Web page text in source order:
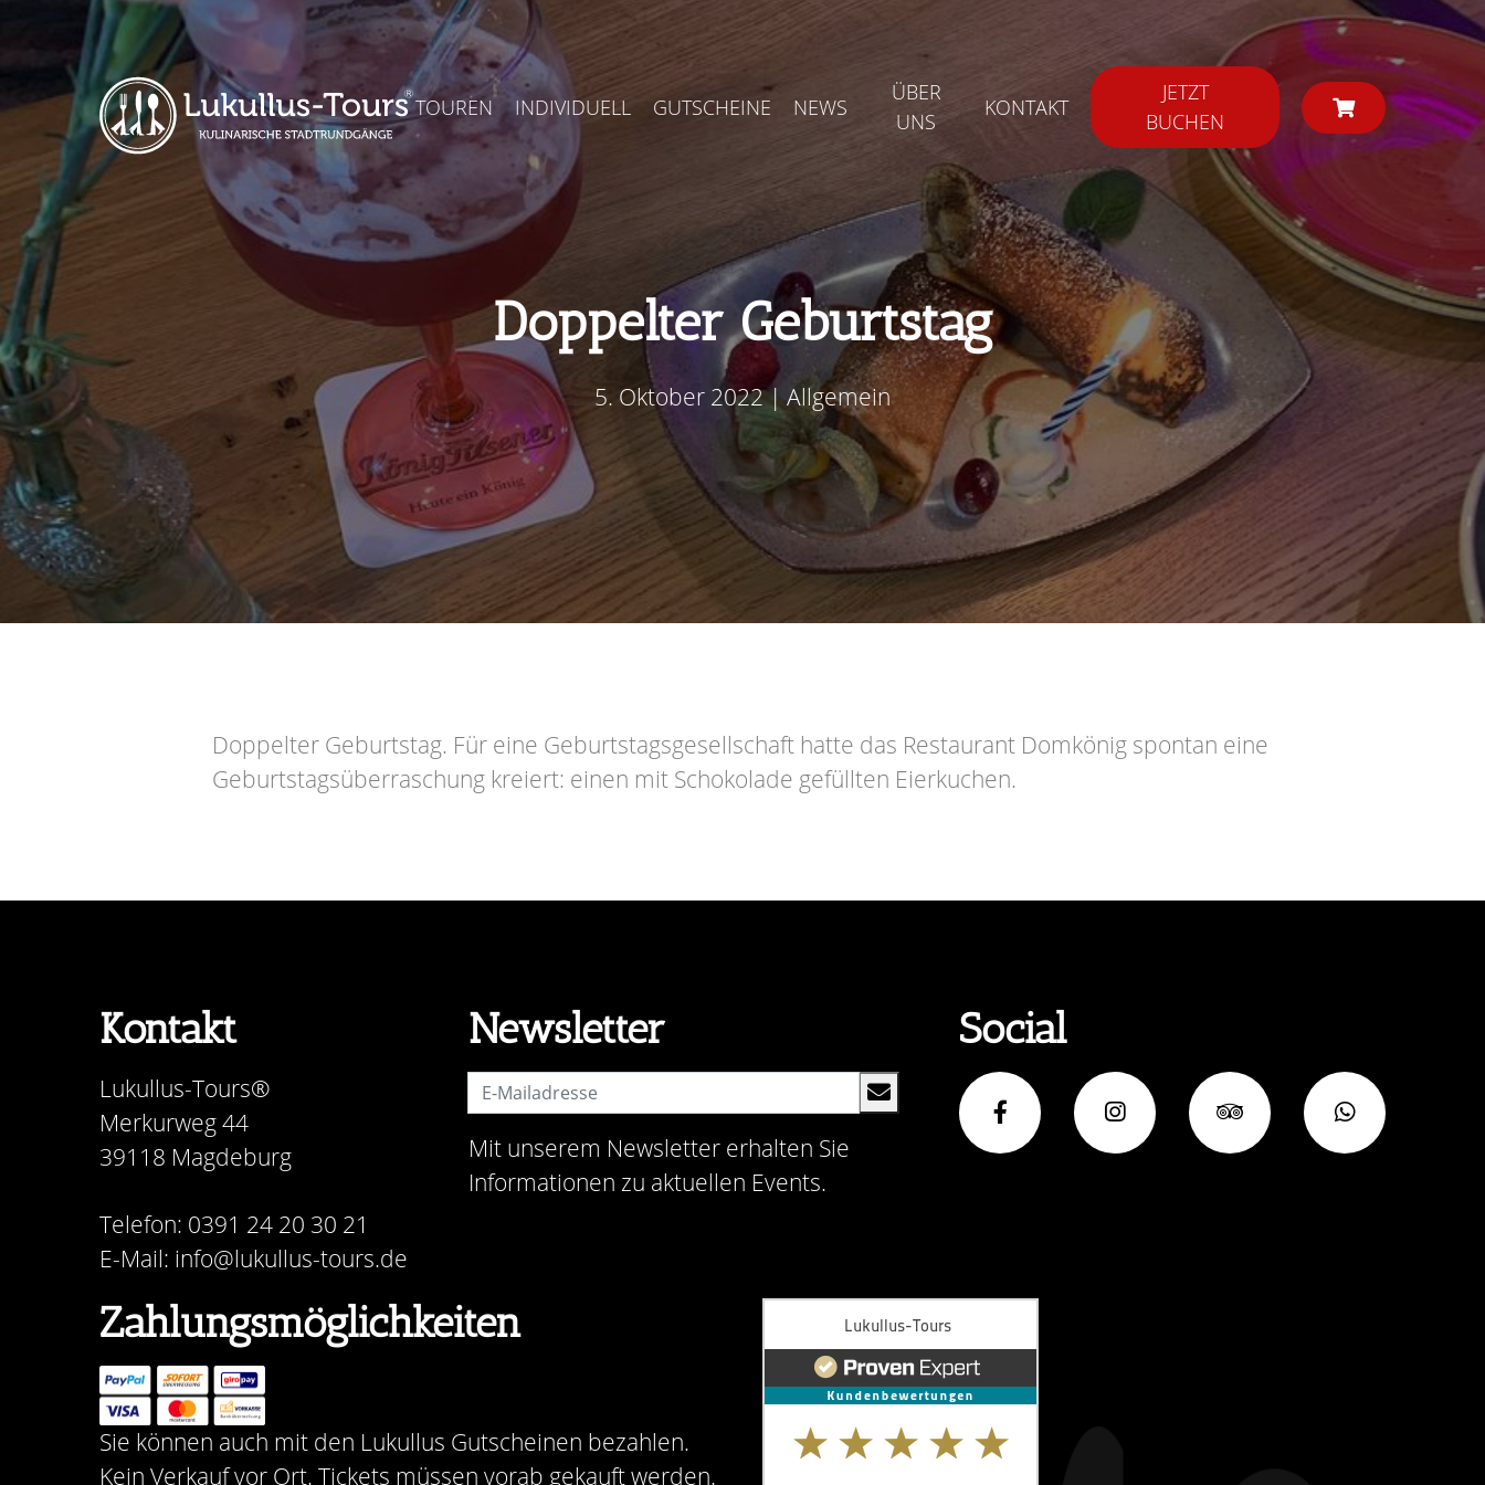
TOUREN INDIVIDUELL GUTSCHEINE NEWS
ÜBER
UNS
KONTAKT
JETZT
BUCHEN
Doppelter Geburtstag
5. Oktober 2022 | Allgemein
Doppelter Geburtstag. Für eine Geburtstagsgesellschaft hatte das Restaurant Domkönig spontan eine
Geburtstagsüberraschung kreiert: einen mit Schokolade gefüllten Eierkuchen.
Kontakt
Lukullus-Tours®
Merkurweg 44
39118 Magdeburg
Telefon: 0391 24 20 30 21
E-Mail: info@lukullus-tours.de
Newsletter
Mit unserem Newsletter erhalten Sie
Informationen zu aktuellen Events.
Social
Zahlungsmöglichkeiten
Sie können auch mit den Lukullus Gutscheinen bezahlen.
Kein Verkauf vor Ort. Tickets müssen vorab gekauft werden.